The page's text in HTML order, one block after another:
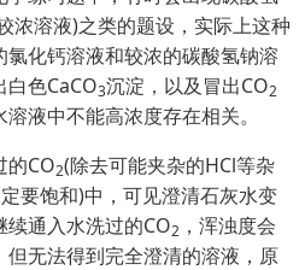
浓溶液)之类的题设，实际上这种
化钙溶液和较浓的碳酸氢钠溶
色CaCO3沉淀，以及冒出CO2
液中不能高浓度存在相关。
的CO2(除去可能夹杂的HCl等杂
要饱和)中，可见澄清石灰水变
通入水洗过的CO2 ，浑浊度会
无法得到完全澄清的溶液，原